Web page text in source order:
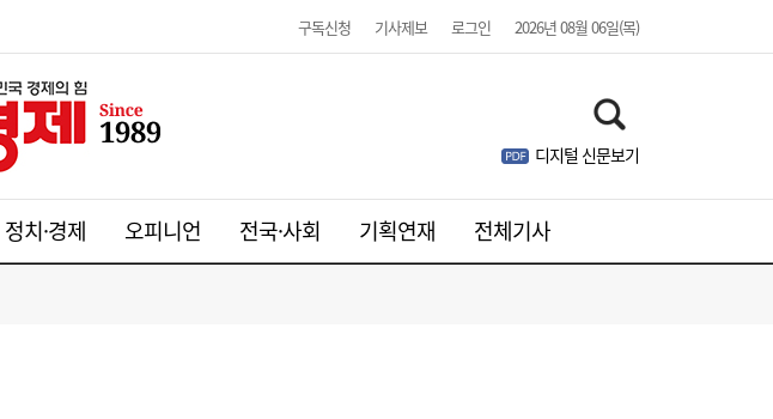
구독신청 기사제보 로그인 2026년 08월 06일(목)
디지털 신문보기
정치·경제 오피니언 전국·사회 기획연재 전체기사
17:20
주니어 패션 매거진 ‘크레센도’ 8월호, 교보문